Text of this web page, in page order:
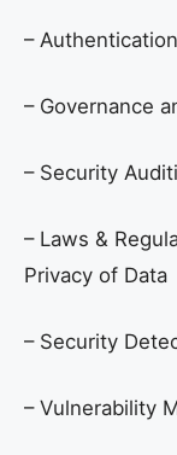
–
– Governance
– Security
– Laws &
Privacy of Data
– Security
– Vulnerability